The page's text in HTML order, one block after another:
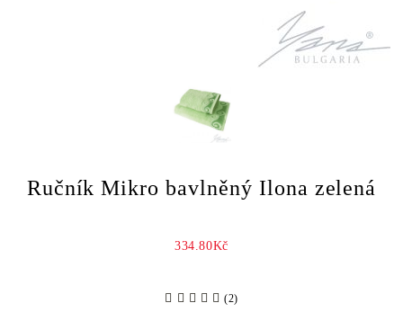
Ručník Mikro bavlněný Ilona zelená
334.80Kč
(2)